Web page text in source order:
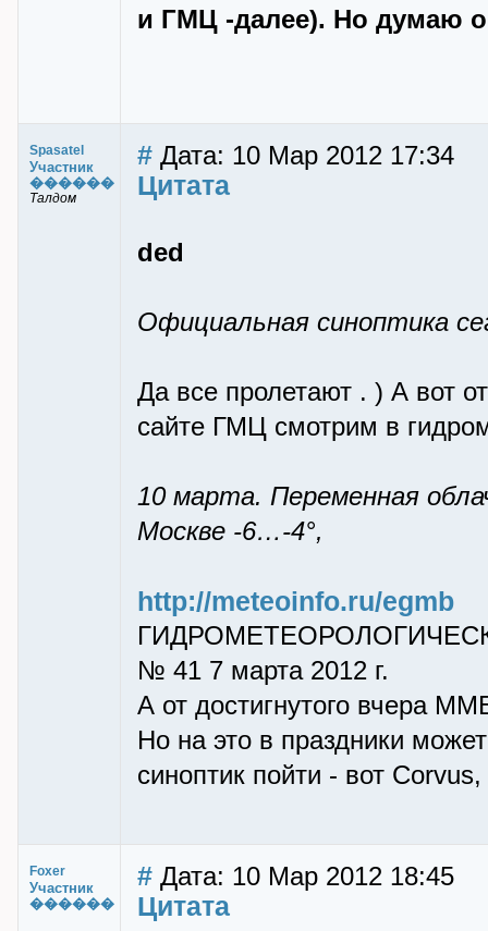
и ГМЦ -далее). Но думаю
Spasatel
Участник
������
Талдом
# Дата: 10 Мар 2012 17:34
Цитата
ded
Официальная синоптика
Да все пролетают . ) А вот
сайте ГМЦ смотрим в
10 марта. Переменная
Москве -6…-4°,
http://meteoinfo.ru/egmb
№ 41 7 марта 2012 г.
А от достигнутого вчера
Но на это в праздники
синоптик пойти - вот
Foxer
Участник
������
# Дата: 10 Мар 2012 18:45
Цитата